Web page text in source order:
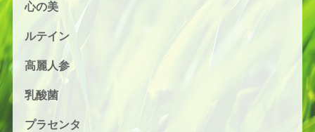
心の美
ルテイン
高麗人参
乳酸菌
プラセンタ